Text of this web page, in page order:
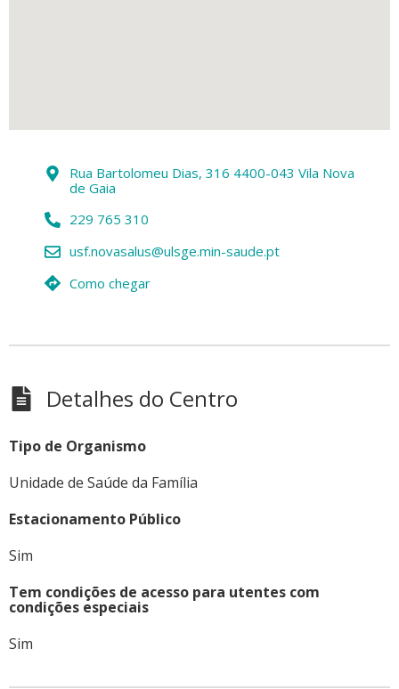
Rua Bartolomeu Dias, 316 4400-043 Vila Nova
de Gaia
229 765 310
usf.novasalus@ulsge.min-saude.pt
Como chegar
Detalhes do Centro
Tipo de Organismo
Unidade de Saúde da Família
Estacionamento Público
Sim
Tem condições de acesso para utentes com
condições especiais
Sim